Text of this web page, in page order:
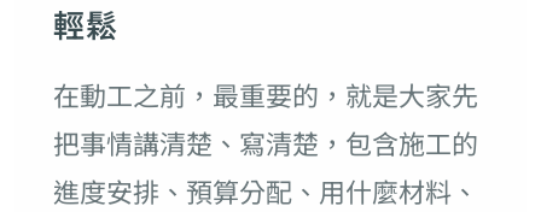
輕鬆
在動工之前，最重要的，就是大家先
把事情講清楚、寫清楚，包含施工的
進度安排、預算分配、用什麼材料、